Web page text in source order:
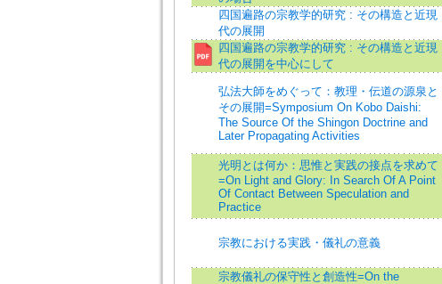
四国遍路の宗教学的研究 : その構造と近現
代の展開
四国遍路の宗教学的研究 : その構造と近現
代の展開を中心にして
弘法大師をめぐって：教理・伝道の源泉と
その展開=Symposium On Kobo Daishi:
The Source Of the Shingon Doctrine and
Later Propagating Activities
光明とは何か：思惟と実践の接点を求めて
=On Light and Glory: In Search Of A Point
Of Contact Between Speculation and
Practice
宗教における実践・儀礼の意義
宗教儀礼の保守性と創造性=On the